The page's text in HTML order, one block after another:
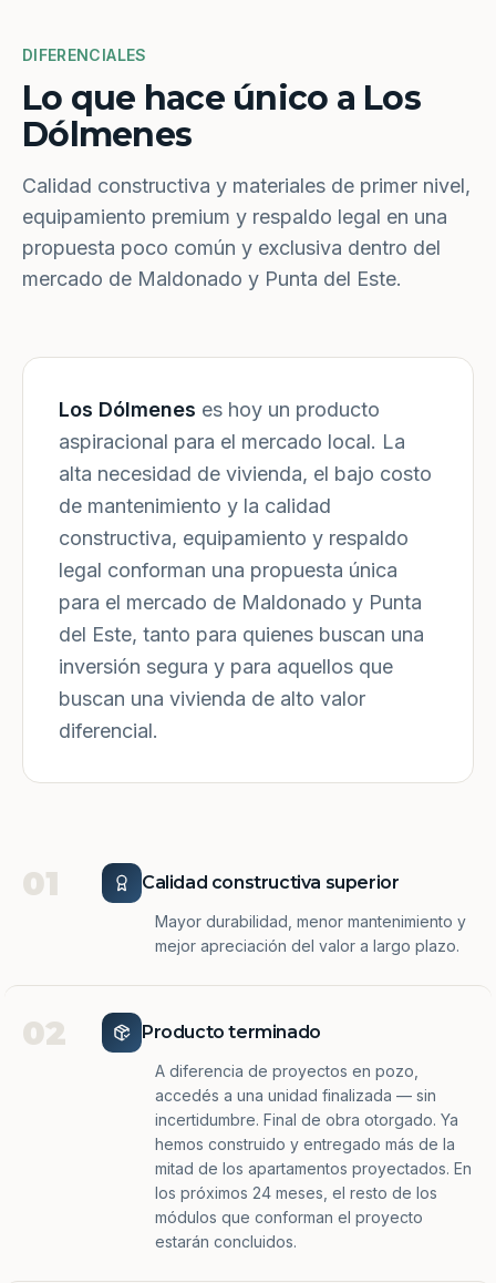
DIFERENCIALES
Lo que hace único a Los
Dólmenes
Calidad constructiva y materiales de primer nivel,
equipamiento premium y respaldo legal en una
propuesta poco común y exclusiva dentro del
mercado de Maldonado y Punta del Este.
Los Dólmenes es hoy un producto
aspiracional para el mercado local. La
alta necesidad de vivienda, el bajo costo
de mantenimiento y la calidad
constructiva, equipamiento y respaldo
legal conforman una propuesta única
para el mercado de Maldonado y Punta
del Este, tanto para quienes buscan una
inversión segura y para aquellos que
buscan una vivienda de alto valor
diferencial.
01 Calidad constructiva superior
Mayor durabilidad, menor mantenimiento y
mejor apreciación del valor a largo plazo.
02 Producto terminado
A diferencia de proyectos en pozo,
accedés a una unidad finalizada — sin
incertidumbre. Final de obra otorgado. Ya
hemos construido y entregado más de la
mitad de los apartamentos proyectados. En
los próximos 24 meses, el resto de los
módulos que conforman el proyecto
estarán concluidos.